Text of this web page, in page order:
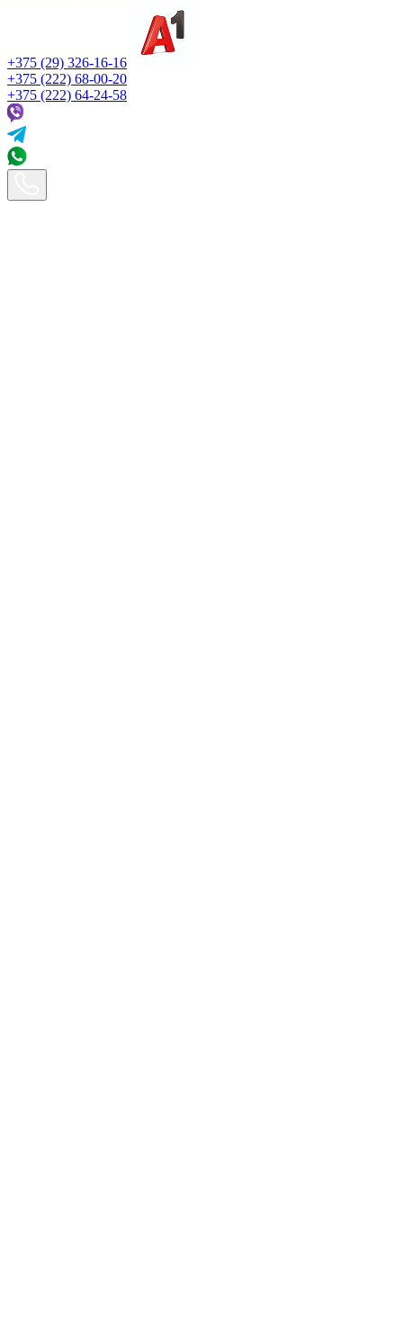
+375 (29) 326-16-16
+375 (222) 68-00-20
+375 (222) 64-24-58